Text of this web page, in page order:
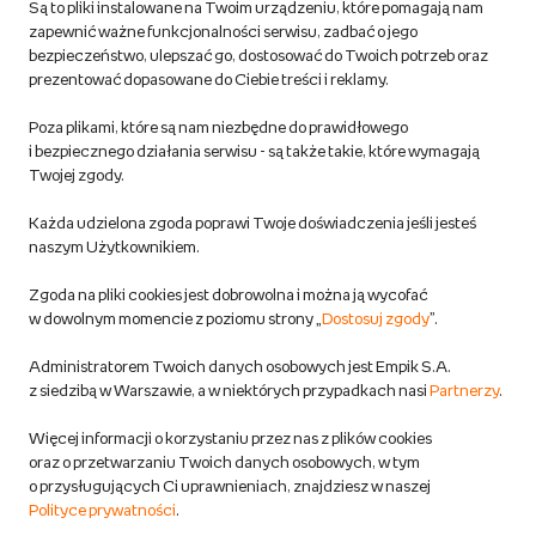
Regulamin empik.com
Pozostałe Regulaminy Empiku
Polityka prywatności empik.com
produktów niebezpiecznych
Dostosuj zgody
Polityka prywatności empik
Raty u partnerów Empiku
Są to pliki instalowane na Twoim urządzeniu, które pomagają nam
zapewnić ważne funkcjonalności serwisu, zadbać o jego
bezpieczeństwo, ulepszać go, dostosować do Twoich potrzeb oraz
prezentować dopasowane do Ciebie treści i reklamy.
Poza plikami, które są nam niezbędne do prawidłowego
i bezpiecznego działania serwisu - są także takie, które wymagają
Twojej zgody.
Każda udzielona zgoda poprawi Twoje doświadczenia jeśli jesteś
naszym Użytkownikiem.
Zgoda na pliki cookies jest dobrowolna i można ją wycofać
w dowolnym momencie z poziomu strony „ Dostosuj zgody”.
Administratorem Twoich danych osobowych jest Empik S.A.
z siedzibą w Warszawie, a w niektórych przypadkach nasi Partnerzy.
Więcej informacji o korzystaniu przez nas z plików cookies
oraz o przetwarzaniu Twoich danych osobowych, w tym
o przysługujących Ci uprawnieniach, znajdziesz w naszej
Polityce prywatności.